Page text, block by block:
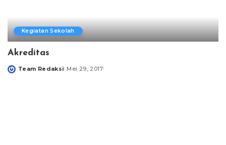
Kegiatan Sekolah
Akreditas
Posted
Team Redaksi Mei 29, 2017